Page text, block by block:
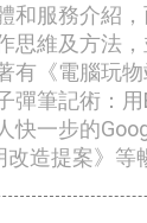
和服務介紹
思維及方法
有《電腦玩
彈筆記術：
快一步的
造提案》等